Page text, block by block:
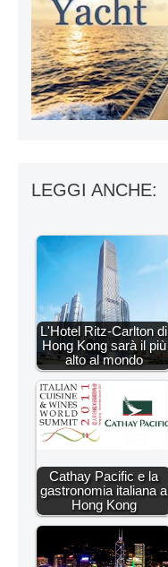
LEGGI ANCHE:
L'Hotel Ritz-Carlton di
Hong Kong sarà il più
alto al mondo
Cathay Pacific e la
gastronomia italiana a
Hong Kong